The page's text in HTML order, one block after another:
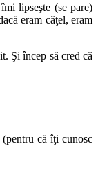
lipseşte (se pare)
eram căţel, eram
Şi încep să cred că
că îţi cunosc